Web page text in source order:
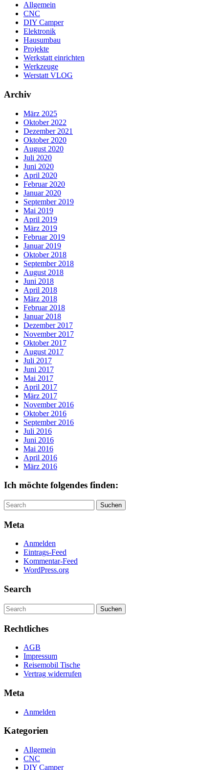
Allgemein
CNC
DIY Camper
Elektronik
Hausumbau
Projekte
Werkstatt einrichten
Werkzeuge
Werstatt VLOG
Archiv
März 2025
Oktober 2022
Dezember 2021
Oktober 2020
August 2020
Juli 2020
Juni 2020
April 2020
Februar 2020
Januar 2020
September 2019
Mai 2019
April 2019
März 2019
Februar 2019
Januar 2019
Oktober 2018
September 2018
August 2018
Juni 2018
April 2018
März 2018
Februar 2018
Januar 2018
Dezember 2017
November 2017
Oktober 2017
August 2017
Juli 2017
Juni 2017
Mai 2017
April 2017
März 2017
November 2016
Oktober 2016
September 2016
Juli 2016
Juni 2016
Mai 2016
April 2016
März 2016
Ich möchte folgendes finden:
Search
for:
Meta
Anmelden
Eintrags-Feed
Kommentar-Feed
WordPress.org
Search
Search
for:
Rechtliches
AGB
Impressum
Reisemobil Tische
Vertrag widerrufen
Meta
Anmelden
Kategorien
Allgemein
CNC
DIY Camper